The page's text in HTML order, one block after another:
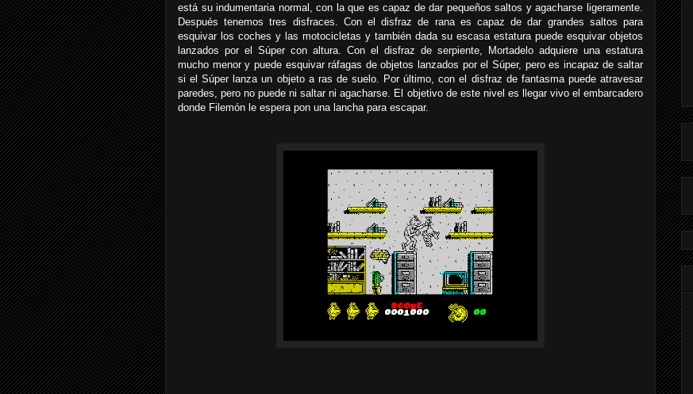
está su indumentaria normal, con la que es capaz de dar pequeños saltos y agacharse ligeramente.
Después tenemos tres disfraces. Con el disfraz de rana es capaz de dar grandes saltos para
esquivar los coches y las motocicletas y también dada su escasa estatura puede esquivar objetos
lanzados por el Súper con altura. Con el disfraz de serpiente, Mortadelo adquiere una estatura
mucho menor y puede esquivar ráfagas de objetos lanzados por el Súper, pero es incapaz de saltar
si el Súper lanza un objeto a ras de suelo. Por último, con el disfraz de fantasma puede atravesar
paredes, pero no puede ni saltar ni agacharse. El objetivo de este nivel es llegar vivo el embarcadero
donde Filemón le espera pon una lancha para escapar.